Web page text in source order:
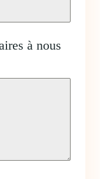
à nous